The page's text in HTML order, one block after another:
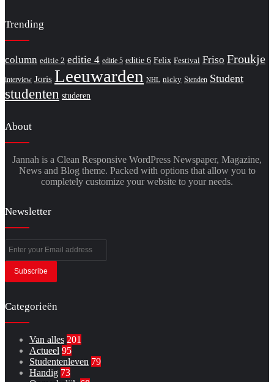
Trending
column editie 2 editie 4 editie 5 editie 6 Felix Festival Friso Froukje
interview Joris Leeuwarden NHL nicky Stenden Student
studenten studeren
About
Jannah is a Clean Responsive WordPress Newspaper, Magazine,
News and Blog theme. Packed with options that allow you to
completely customize your website to your needs.
Newsletter
your
Email
address
Categorieën
Van alles 201
Actueel 95
Studentenleven 79
Handig 73